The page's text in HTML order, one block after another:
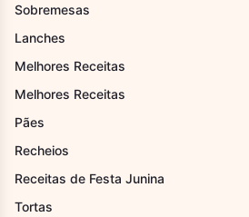
Sobremesas
Lanches
Melhores Receitas
Melhores Receitas
Pães
Recheios
Receitas de Festa Junina
Tortas